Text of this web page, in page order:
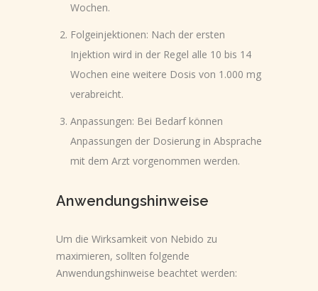
Wochen.
Folgeinjektionen: Nach der ersten
Injektion wird in der Regel alle 10 bis 14
Wochen eine weitere Dosis von 1.000 mg
verabreicht.
Anpassungen: Bei Bedarf können
Anpassungen der Dosierung in Absprache
mit dem Arzt vorgenommen werden.
Anwendungshinweise
Um die Wirksamkeit von Nebido zu
maximieren, sollten folgende
Anwendungshinweise beachtet werden: